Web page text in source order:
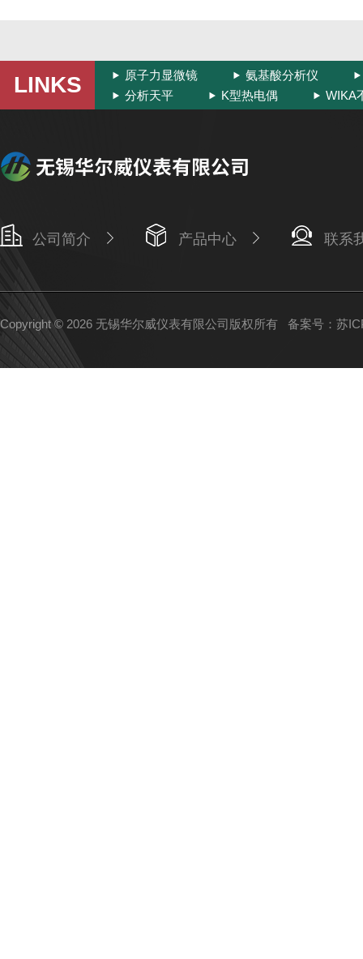
LINKS 原子力显微镜
氨基酸分析仪
分析天平
K型热电偶 WIKA
公司简介 产品中心 联系
Copyright © 2026 无锡华尔威仪表有限公司版权所有 备案号：苏